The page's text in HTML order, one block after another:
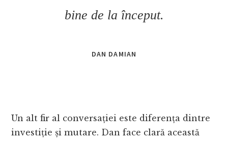
bine de la început.
DAN DAMIAN
Un alt fir al conversației este diferența dintre
investiție și mutare. Dan face clară această